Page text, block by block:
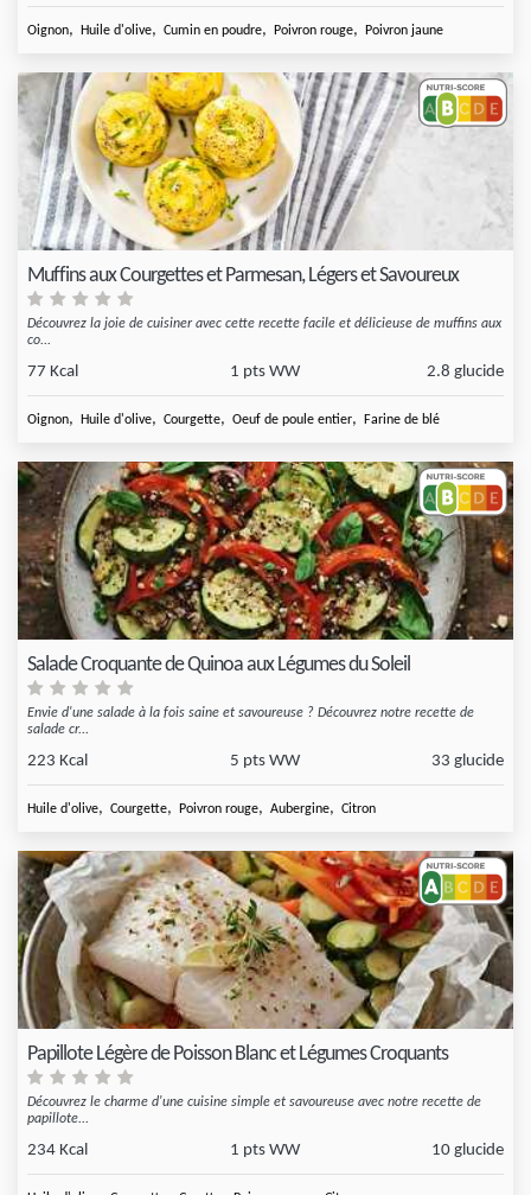
Oignon, Huile d'olive, Cumin en poudre, Poivron rouge, Poivron jaune
Muffins aux Courgettes et Parmesan, Légers et Savoureux
Découvrez la joie de cuisiner avec cette recette facile et délicieuse de muffins aux
co...
77 Kcal 1 pts WW 2.8 glucide
Oignon, Huile d'olive, Courgette, Oeuf de poule entier, Farine de blé
Salade Croquante de Quinoa aux Légumes du Soleil
Envie d'une salade à la fois saine et savoureuse ? Découvrez notre recette de
salade cr...
223 Kcal 5 pts WW 33 glucide
Huile d'olive, Courgette, Poivron rouge, Aubergine, Citron
Papillote Légère de Poisson Blanc et Légumes Croquants
Découvrez le charme d'une cuisine simple et savoureuse avec notre recette de
papillote...
234 Kcal 1 pts WW 10 glucide